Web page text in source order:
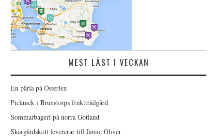
MEST LÄST I VECKAN
En pärla på Österlen
Picknick i Brunstorps fruktträdgård
Sommarbageri på norra Gotland
Skärgårdskött levererar till Jamie Oliver